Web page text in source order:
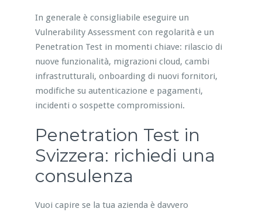
In generale è consigliabile eseguire un
Vulnerability Assessment con regolarità e un
Penetration Test in momenti chiave: rilascio di
nuove funzionalità, migrazioni cloud, cambi
infrastrutturali, onboarding di nuovi fornitori,
modifiche su autenticazione e pagamenti,
incidenti o sospette compromissioni.
Penetration Test in
Svizzera: richiedi una
consulenza
Vuoi capire se la tua azienda è davvero